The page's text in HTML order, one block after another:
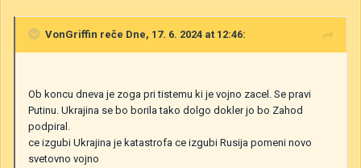
VonGriffin reče Dne, 17. 6. 2024 at 12:46:
Ob koncu dneva je zoga pri tistemu ki je vojno zacel. Se pravi
Putinu. Ukrajina se bo borila tako dolgo dokler jo bo Zahod
podpiral.
ce izgubi Ukrajina je katastrofa ce izgubi Rusija pomeni novo
svetovno vojno